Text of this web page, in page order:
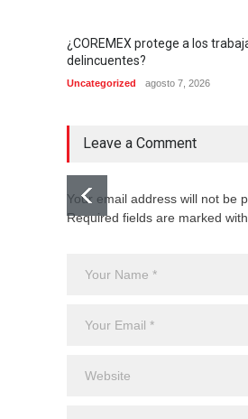
¿COREMEX protege a los
delincuentes?
Uncategorized agosto 7, 2026
Leave a Comment
Your email address will not be
Required fields are marked